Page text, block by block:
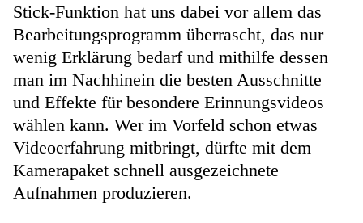
Stick-Funktion hat uns dabei vor allem das
Bearbeitungsprogramm überrascht, das nur
wenig Erklärung bedarf und mithilfe dessen
man im Nachhinein die besten Ausschnitte
und Effekte für besondere Erinnungsvideos
wählen kann. Wer im Vorfeld schon etwas
Videoerfahrung mitbringt, dürfte mit dem
Kamerapaket schnell ausgezeichnete
Aufnahmen produzieren.